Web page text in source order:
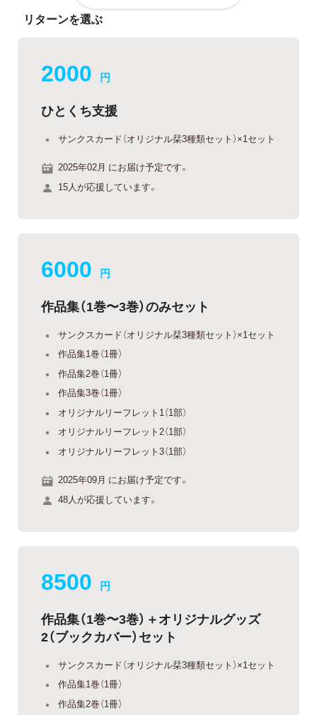
リターンを選ぶ
2000 円
ひとくち支援
サンクスカード（オリジナル栞3種類セット）×1セット
2025年02月 にお届け予定です。
15人が応援しています。
6000 円
作品集（1巻〜3巻）のみセット
サンクスカード（オリジナル栞3種類セット）×1セット
作品集1巻（1冊）
作品集2巻（1冊）
作品集3巻（1冊）
オリジナルリーフレット1（1部）
オリジナルリーフレット2（1部）
オリジナルリーフレット3（1部）
2025年09月 にお届け予定です。
48人が応援しています。
8500 円
作品集（1巻〜3巻）＋オリジナルグッズ
2（ブックカバー）セット
サンクスカード（オリジナル栞3種類セット）×1セット
作品集1巻（1冊）
作品集2巻（1冊）